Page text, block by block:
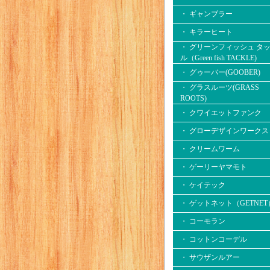
・ ギャンブラー
・ キラーヒート
・ グリーンフィッシュ タ
ル（Green fish TACKLE)
・ グゥーバー(GOOBER)
・ グラスルーツ(GRASS
ROOTS)
・ クワイエットファンク
・ グローデザインワークス
・ クリームワーム
・ ゲーリーヤマモト
・ ケイテック
・ ゲットネット（GETNET
・ コーモラン
・ コットンコーデル
・ サウザンルアー